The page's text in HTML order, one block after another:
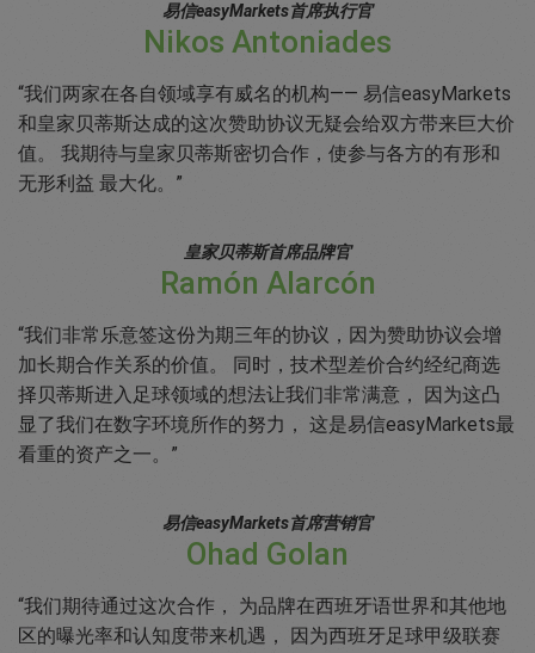
易信easyMarkets首席执行官
Nikos Antoniades
“我们两家在各自领域享有威名的机构—— 易信easyMarkets
和皇家贝蒂斯达成的这次赞助协议无疑会给双方带来巨大价
值。 我期待与皇家贝蒂斯密切合作，使参与各方的有形和
无形利益 最大化。”
皇家贝蒂斯首席品牌官
Ramón Alarcón
“我们非常乐意签这份为期三年的协议，因为赞助协议会增
加长期合作关系的价值。 同时，技术型差价合约经纪商选
择贝蒂斯进入足球领域的想法让我们非常满意， 因为这凸
显了我们在数字环境所作的努力， 这是易信easyMarkets最
看重的资产之一。”
易信easyMarkets首席营销官
Ohad Golan
“我们期待通过这次合作， 为品牌在西班牙语世界和其他地
区的曝光率和认知度带来机遇， 因为西班牙足球甲级联赛